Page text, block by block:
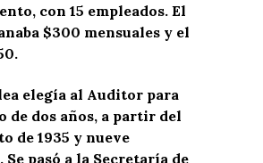
con 15 empleados. El
$300 mensuales y el
elegía al Auditor para
de dos años, a partir del
de 1935 y nueve
Se pasó a la Secretaría de